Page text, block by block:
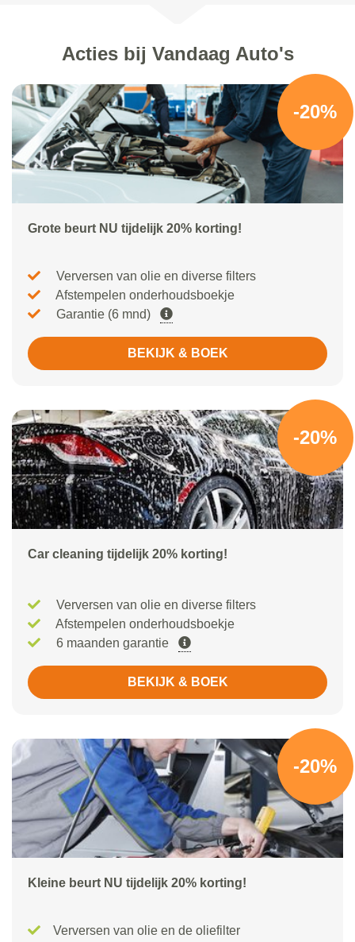
Acties bij Vandaag Auto's
-20%
Grote beurt NU tijdelijk 20% korting!
Verversen van olie en diverse filters
Afstempelen onderhoudsboekje
Garantie (6 mnd)
BEKIJK & BOEK
-20%
Car cleaning tijdelijk 20% korting!
Verversen van olie en diverse filters
Afstempelen onderhoudsboekje
6 maanden garantie
BEKIJK & BOEK
-20%
Kleine beurt NU tijdelijk 20% korting!
Verversen van olie en de oliefilter